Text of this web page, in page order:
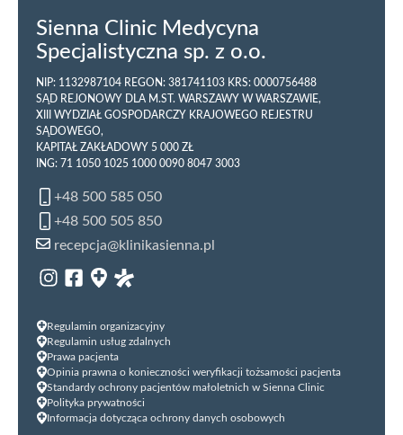
Sienna Clinic Medycyna
Specjalistyczna sp. z o.o.
NIP: 1132987104 REGON: 381741103 KRS: 0000756488
SĄD REJONOWY DLA M.ST. WARSZAWY W WARSZAWIE,
XIII WYDZIAŁ GOSPODARCZY KRAJOWEGO REJESTRU
SĄDOWEGO,
KAPITAŁ ZAKŁADOWY 5 000 ZŁ
ING: 71 1050 1025 1000 0090 8047 3003
+48 500 585 050
+48 500 505 850
recepcja@klinikasienna.pl
Regulamin organizacyjny
Regulamin usług zdalnych
Prawa pacjenta
Opinia prawna o konieczności weryfikacji tożsamości pacjenta
Standardy ochrony pacjentów małoletnich w Sienna Clinic
Polityka prywatności
Informacja dotycząca ochrony danych osobowych